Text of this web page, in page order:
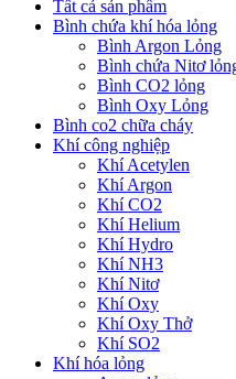
Tất cả sản phẩm
Bình chứa khí hóa lỏng
Bình Argon Lỏng
Bình chứa Nitơ
Bình CO2 lỏng
Bình Oxy Lỏng
Bình co2 chữa cháy
Khí công nghiệp
Khí Acetylen
Khí Argon
Khí CO2
Khí Helium
Khí Hydro
Khí NH3
Khí Nitơ
Khí Oxy
Khí Oxy Thở
Khí SO2
Khí hóa lỏng